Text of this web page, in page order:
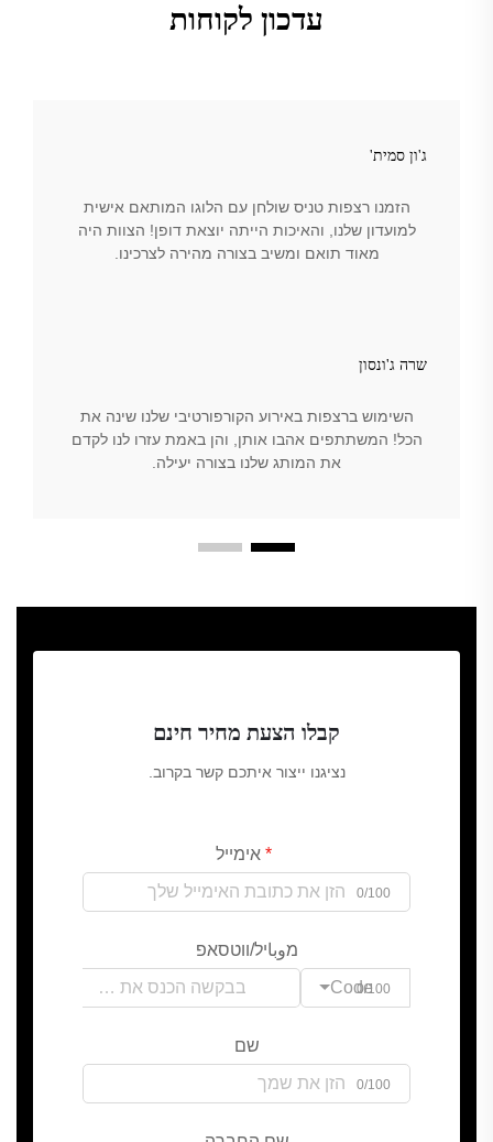
עדכון לקוחות
ג'ון סמית'
הזמנו רצפות טניס שולחן עם הלוגו המותאם אישית
למועדון שלנו, והאיכות הייתה יוצאת דופן! הצוות היה
מאוד תואם ומשיב בצורה מהירה לצרכינו.
שרה ג'ונסון
השימוש ברצפות באירוע הקורפורטיבי שלנו שינה את
הכל! המשתתפים אהבו אותן, והן באמת עזרו לנו לקדם
את המותג שלנו בצורה יעילה.
קבלו הצעת מחיר חינם
נציגנו ייצור איתכם קשר בקרוב.
אימייל
0/100
מوباיל/ווטסאפ
Code0/100
שם
0/100